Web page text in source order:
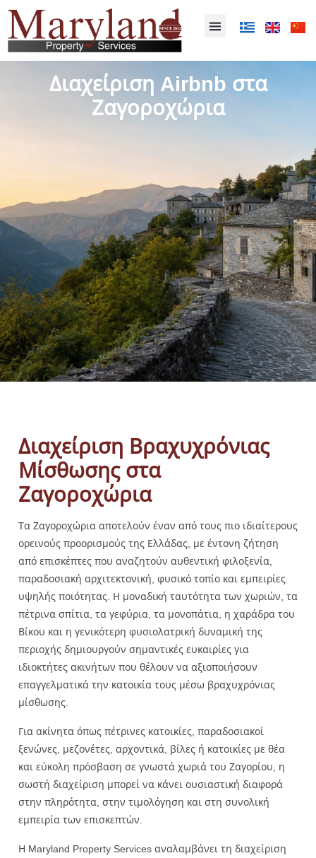
Διαχείριση Airbnb στα
Ζαγοροχώρια
Διαχείριση Βραχυχρόνιας
Μίσθωσης στα
Ζαγοροχώρια
Τα Ζαγοροχώρια αποτελούν έναν από τους πιο ιδιαίτερους
ορεινούς προορισμούς της Ελλάδας, με έντονη ζήτηση
από επισκέπτες που αναζητούν αυθεντική φιλοξενία,
παραδοσιακή αρχιτεκτονική, φυσικό τοπίο και εμπειρίες
υψηλής ποιότητας. Η μοναδική ταυτότητα των χωριών, τα
πέτρινα σπίτια, τα γεφύρια, τα μονοπάτια, η χαράδρα του
Βίκου και η γενικότερη φυσιολατρική δυναμική της
περιοχής δημιουργούν σημαντικές ευκαιρίες για
ιδιοκτήτες ακινήτων που θέλουν να αξιοποιήσουν
επαγγελματικά την κατοικία τους μέσω βραχυχρόνιας
μίσθωσης.
Για ακίνητα όπως πέτρινες κατοικίες, παραδοσιακοί
ξενώνες, μεζονέτες, αρχοντικά, βίλες ή κατοικίες με θέα
και εύκολη πρόσβαση σε γνωστά χωριά του Ζαγορίου, η
σωστή διαχείριση μπορεί να κάνει ουσιαστική διαφορά
στην πληρότητα, στην τιμολόγηση και στη συνολική
εμπειρία των επισκεπτών.
Η Maryland Property Services αναλαμβάνει τη διαχείριση